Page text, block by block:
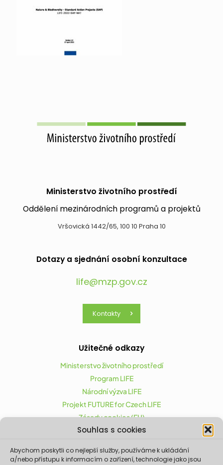
Souhlas s cookies
Abychom poskytli co nejlepší služby, používáme k ukládání
a/nebo přístupu k informacím o zařízení, technologie jako jsou
Ministerstvo životního prostředí
Oddělení mezinárodních programů a projektů
Vršovická 1442/65, 100 10 Praha 10
Dotazy a sjednání osobní konzultace
life@mzp.gov.cz
Kontakty
Užitečné odkazy
Ministerstvo životního prostředí
Program LIFE
Národní výzva LIFE
Projekt FUTURE for Czech LIFE
Zásady cookies (EU)
Projekt FUTURE for Czech LIFE (LIFE21-CAP-CZ-LIFE